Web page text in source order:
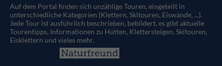
Auf dem Portal finden sich unzählige Touren, eingeteilt in
unterschiedliche Kategorien (Klettern, Skitouren, Eiswände, ...).
Jede Tour ist ausführlich beschrieben, bebildert, es gibt aktuelle
Tourentipps, Informationen zu Hütten, Klettersteigen, Skitouren,
Eisklettern und vieles mehr.